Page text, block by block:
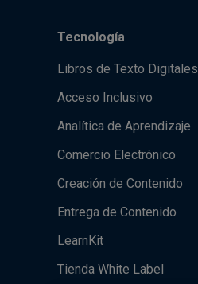
Tecnología
Libros de Texto Digitales
Acceso Inclusivo
Analítica de Aprendizaje
Comercio Electrónico
Creación de Contenido
Entrega de Contenido
LearnKit
Tienda White Label